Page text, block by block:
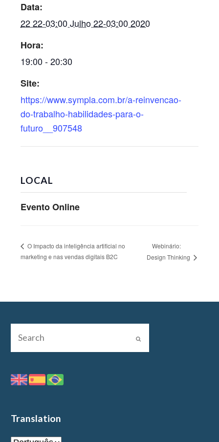
Data:
22 22-03:00 Julho 22-03:00 2020
Hora:
19:00 - 20:30
Site:
https://www.sympla.com.br/a-reinvencao-
do-trabalho-habilidades-para-o-
futuro__907548
LOCAL
Evento Online
O Impacto da inteligência artificial no
marketing e nas vendas digitais B2C
Webinário:
Design Thinking
Translation